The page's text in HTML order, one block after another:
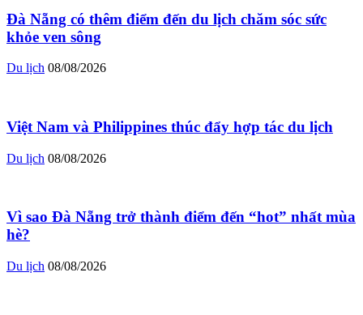
Đà Nẵng có thêm điểm đến du lịch chăm sóc sức
khỏe ven sông
Du lịch 08/08/2026
Việt Nam và Philippines thúc đẩy hợp tác du lịch
Du lịch 08/08/2026
Vì sao Đà Nẵng trở thành điểm đến “hot” nhất mùa
hè?
Du lịch 08/08/2026